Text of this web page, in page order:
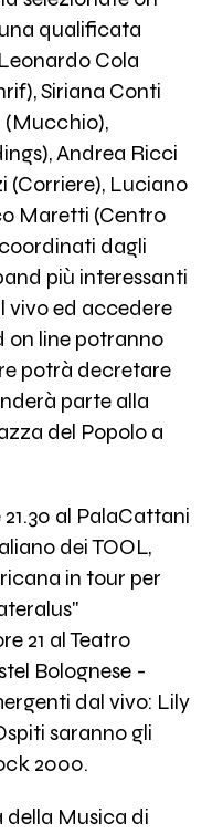
qualificata
Cola
Siriana Conti
(Mucchio),
Andrea Ricci
(Corriere), Luciano
Maretti (Centro
dagli
più interessanti
vivo ed accedere
on line potranno
potrà decretare
parte alla
del Popolo a
al PalaCattani
dei TOOL,
in tour per
21 al Teatro
Bolognese -
dal vivo: Lily
saranno gli
2000.
della Musica di